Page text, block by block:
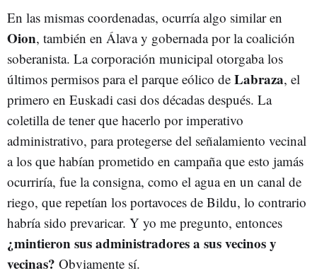
En las mismas coordenadas, ocurría algo similar en
Oion, también en Álava y gobernada por la coalición
soberanista. La corporación municipal otorgaba los
últimos permisos para el parque eólico de Labraza, el
primero en Euskadi casi dos décadas después. La
coletilla de tener que hacerlo por imperativo
administrativo, para protegerse del señalamiento vecinal
a los que habían prometido en campaña que esto jamás
ocurriría, fue la consigna, como el agua en un canal de
riego, que repetían los portavoces de Bildu, lo contrario
habría sido prevaricar. Y yo me pregunto, entonces
¿mintieron sus administradores a sus vecinos y
vecinas? Obviamente sí.